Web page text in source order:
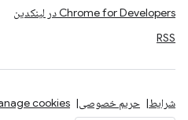
Chrome for Developers در لینکدین
RSS
شرایط حریم خصوصی cookies